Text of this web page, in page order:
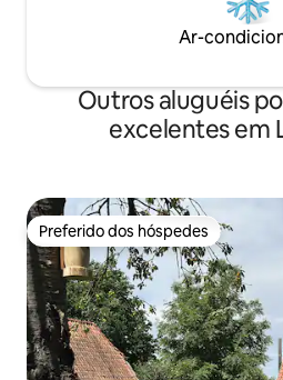
Ar-
Outros aluguéis
excelentes em
Preferido dos hóspedes
Preferido dos hóspedes